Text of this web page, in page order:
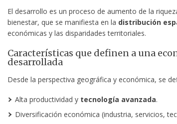
El desarrollo es un proceso de aumento de la
bienestar, que se manifiesta en la distribución
económicas y las disparidades territoriales.
Características que definen a una
desarrollada
Desde la perspectiva geográfica y económica, se
Alta productividad y tecnología avanzada.
Diversificación económica (industria, servicios,